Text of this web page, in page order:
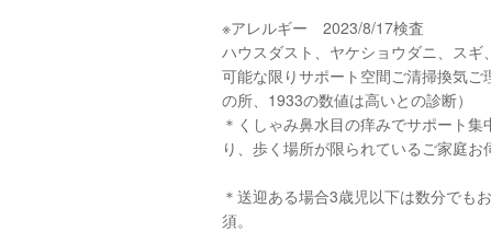
※アレルギー 2023/8/17検査
ハウスダスト、ヤケショウダニ、スギ
可能な限りサポート空間ご清掃換気
の所、1933の数値は高いとの診断）
＊くしゃみ鼻水目の痒みでサポート
り、歩く場所が限られているご家庭お
＊送迎ある場合3歳児以下は数分でも
須。